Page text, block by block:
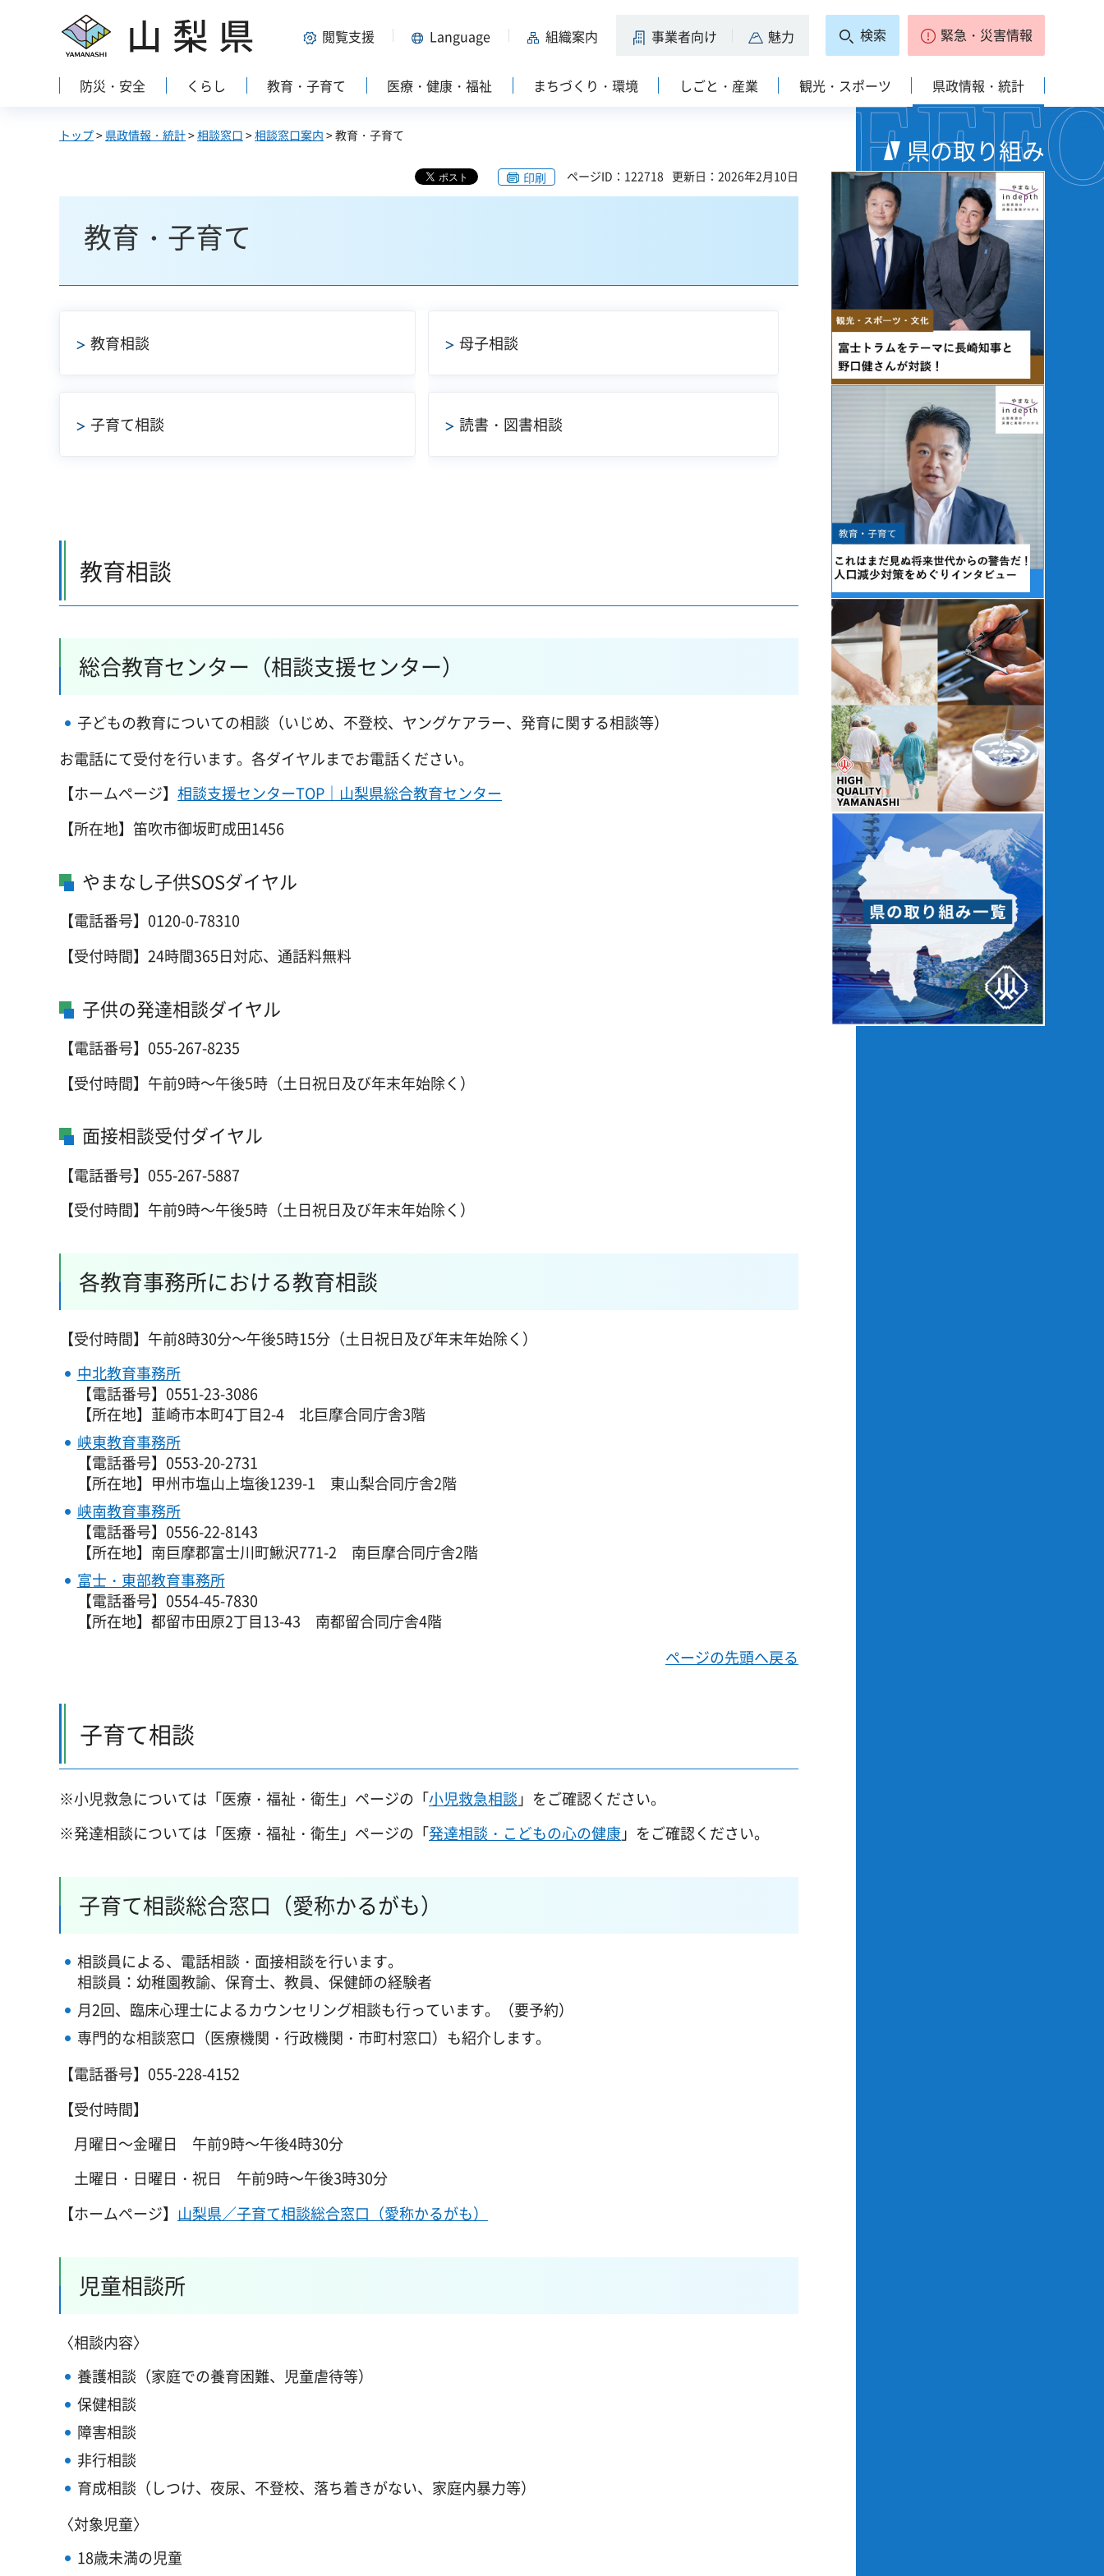
山梨県 閲覧支援 Language 組織案内 事業者向け 魅力 検索 緊急・災害情報
防災・安全 くらし 教育・子育て 医療・健康・福祉 まちづくり・環境 しごと・産業 観光・スポーツ 県政情報・統計
トップ> 県政情報・統計>相談窓口 >相談窓口案内 > 教育・子育て
印刷 ページID：122718 更新日：2026年2月10日
教育・子育て
教育相談
子育て相談
母子相談
読書・図書相談
教育相談
総合教育センター（相談支援センター）
子どもの教育についての相談（いじめ、不登校、ヤングケアラー、発育に関する相談等）
お電話にて受付を行います。各ダイヤルまでお電話ください。
【ホームページ】 相談支援センターTOP｜山梨県総合教育センター
【所在地】笛吹市御坂町成田1456
やまなし子供SOSダイヤル
【電話番号】0120-0-78310
【受付時間】24時間365日対応、通話料無料
子供の発達相談ダイヤル
【電話番号】055-267-8235
【受付時間】午前9時～午後5時（土日祝日及び年末年始除く）
面接相談受付ダイヤル
【電話番号】055-267-5887
【受付時間】午前9時～午後5時（土日祝日及び年末年始除く）
各教育事務所における教育相談
【受付時間】午前8時30分～午後5時15分（土日祝日及び年末年始除く）
中北教育事務所
【電話番号】0551-23-3086
【所在地】韮崎市本町4丁目2-4
北巨摩合同庁舎3階
峡東教育事務所
【電話番号】0553-20-2731
【所在地】甲州市塩山上塩後1239-1
東山梨合同庁舎2階
峡南教育事務所
【電話番号】0556-22-8143
【所在地】南巨摩郡富士川町鰍沢771-2
南巨摩合同庁舎2階
富士・東部教育事務所
【電話番号】0554-45-7830
【所在地】都留市田原2丁目13-43
南都留合同庁舎4階
ページの先頭へ戻る
子育て相談
※小児救急については「医療・福祉・衛生」ページの「小児救急相談 」をご確認ください。
※発達相談については「医療・福祉・衛生」ページの「発達相談・こどもの心の健康」をご確認ください。
子育て相談総合窓口（愛称かるがも）
相談員による、電話相談・面接相談を行います。
相談員：幼稚園教諭、保育士、教員、保健師の経験者
月2回、臨床心理士によるカウンセリング相談も行っています。（要予約）
専門的な相談窓口（医療機関・行政機関・市町村窓口）も紹介します。
【電話番号】055-228-4152
【受付時間】
月曜日～金曜日
午前9時～午後4時30分
土曜日・日曜日・祝日
午前9時～午後3時30分
【ホームページ】 山梨県／子育て相談総合窓口（愛称かるがも）
児童相談所
〈相談内容〉
養護相談（家庭での養育困難、児童虐待等）
保健相談
障害相談
非行相談
育成相談（しつけ、夜尿、不登校、落ち着きがない、家庭内暴力等）
〈対象児童〉
18歳未満の児童
県の取り組み